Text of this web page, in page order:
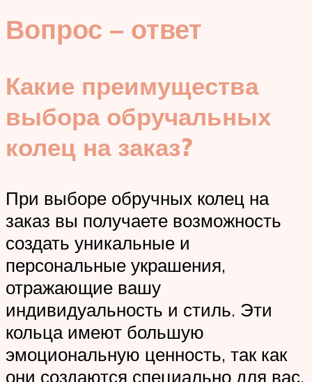
Вопрос – ответ
Какие преимущества
выбора обручальных
колец на заказ?
При выборе обручных колец на
заказ вы получаете возможность
создать уникальные и
персональные украшения,
отражающие вашу
индивидуальность и стиль. Эти
кольца имеют большую
эмоциональную ценность, так как
они создаются специально для вас,